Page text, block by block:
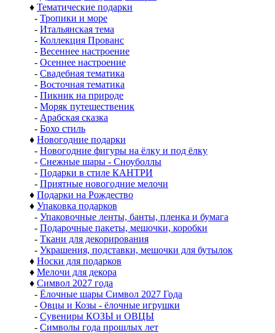
♦ Тематические подарки
- Тропики и море
- Итальянская тема
- Коллекция Прованс
- Весеннее настроение
- Осеннее настроение
- Свадебная тематика
- Восточная тематика
- Пикник на природе
- Моряк путешественик
- Арабская сказка
- Бохо стиль
♦ Новогодние подарки
- Новогодние фигуры на ёлку и под ёлку
- Снежные шары - Сноуболлы
- Подарки в стиле КАНТРИ
- Приятные новогодние мелочи
♦ Подарки на Рождество
♦ Упаковка подарков
- Упаковочные ленты, банты, пленка и бумага
- Подарочные пакеты, мешочки, коробки
- Ткани для декорирования
- Украшения, подставки, мешочки для бутылок
♦ Носки для подарков
♦ Мелочи для декора
♦ Символ 2027 года
- Ёлочные шары Символ 2027 Года
- Овцы и Козы - ёлочные игрушки
- Сувениры КОЗЫ и ОВЦЫ
- Символы года прошлых лет